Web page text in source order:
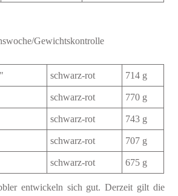
Gewichtskontrolle
schwarz-rot 714 g
schwarz-rot 770 g
schwarz-rot 743 g
schwarz-rot 707 g
schwarz-rot 675 g
entwickeln sich gut. Derzeit gilt die